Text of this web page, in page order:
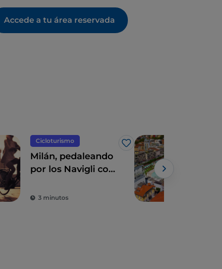
Accede a tu área reservada
Cicloturismo
Me gusta
Milán, pedaleando
por los Navigli con
3 minutos